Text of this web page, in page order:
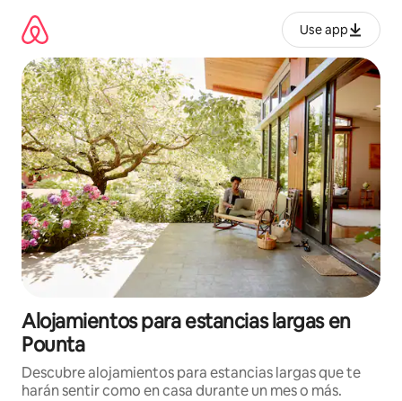
contenido
Use app
Alojamientos para estancias largas en
Pounta
Descubre alojamientos para estancias largas que te
harán sentir como en casa durante un mes o más.